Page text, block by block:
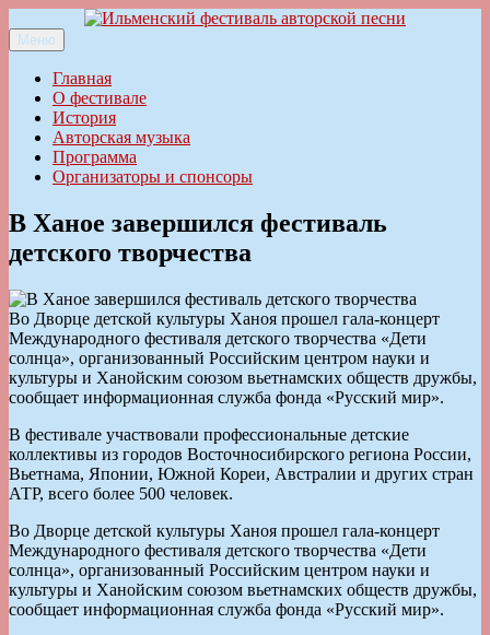
к
содержимому
Ильменский фестиваль авторской песни
Меню
Главная
О фестивале
История
Авторская музыка
Программа
Организаторы и спонсоры
В Ханое завершился фестиваль
детского творчества
Во Дворце детской культуры Ханоя прошел гала-концерт
Международного фестиваля детского творчества «Дети
солнца», организованный Российским центром науки и
культуры и Ханойским союзом вьетнамских обществ дружбы,
сообщает информационная служба фонда «Русский мир».
В фестивале участвовали профессиональные детские
коллективы из городов Восточносибирского региона России,
Вьетнама, Японии, Южной Кореи, Австралии и других стран
АТР, всего более 500 человек.
Во Дворце детской культуры Ханоя прошел гала-концерт
Международного фестиваля детского творчества «Дети
солнца», организованный Российским центром науки и
культуры и Ханойским союзом вьетнамских обществ дружбы,
сообщает информационная служба фонда «Русский мир».